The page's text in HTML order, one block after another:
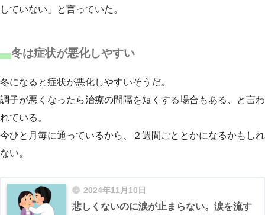
していない」と言っていた。
冬は症状が悪化しやすい
冬になると症状が悪化しやすいそうだ。
調子が悪くなったら治療の間隔を短くする場合もある、と言わ
れている。
今ひと月毎に通っているから、２週間ごととかになるかもしれ
ない。
2024年11月10日
悲しくないのに涙が止まらない。涙を流す